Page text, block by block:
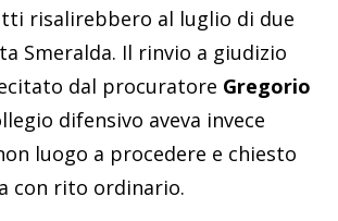
risalirebbero al luglio di due
Smeralda. Il rinvio a giudizio
dal procuratore Gregorio
difensivo aveva invece
luogo a procedere e chiesto
con rito ordinario.